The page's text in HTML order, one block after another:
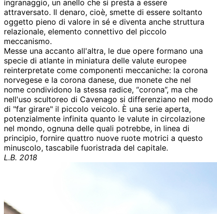
ingranaggio, un anello che si presta a essere
attraversato. Il denaro, cioè, smette di essere soltanto
oggetto pieno di valore in sé e diventa anche struttura
relazionale, elemento connettivo del piccolo
meccanismo.
Messe una accanto all'altra, le due opere formano una
specie di atlante in miniatura delle valute europee
reinterpretate come componenti meccaniche: la corona
norvegese e la corona danese, due monete che nel
nome condividono la stessa radice, “corona”, ma che
nell'uso scultoreo di Cavenago si differenziano nel modo
di "far girare" il piccolo veicolo. È una serie aperta,
potenzialmente infinita quanto le valute in circolazione
nel mondo, ognuna delle quali potrebbe, in linea di
principio, fornire quattro nuove ruote motrici a questo
minuscolo, tascabile fuoristrada del capitale.
L.B. 2018